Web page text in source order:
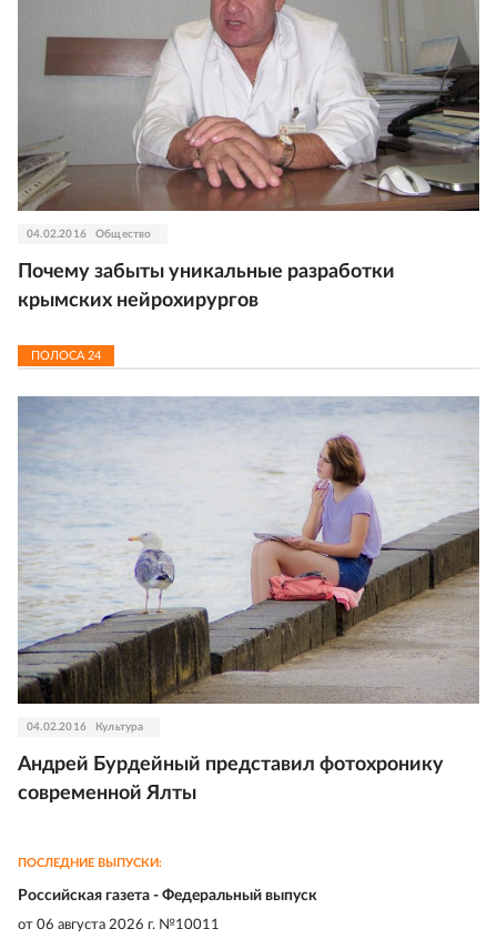
04.02.2016 Общество
Почему забыты уникальные разработки
крымских нейрохирургов
ПОЛОСА 24
04.02.2016 Культура
Андрей Бурдейный представил фотохронику
современной Ялты
ПОСЛЕДНИЕ ВЫПУСКИ:
Российская газета - Федеральный выпуск
от 06 августа 2026 г. №10011